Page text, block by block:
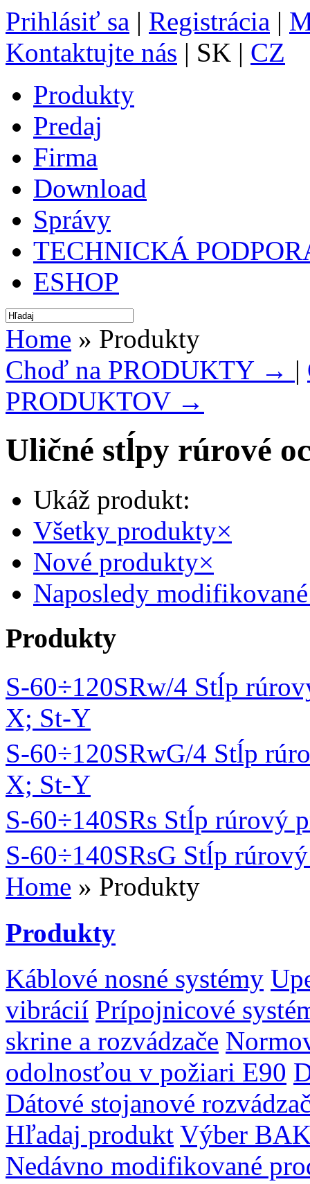
Prihlásiť sa | Registrácia |
Kontaktujte nás | SK | CZ
Produkty
Predaj
Firma
Download
Správy
TECHNICKÁ
ESHOP
Home » Produkty
Choď na PRODUKTY → |
PRODUKTOV →
Uličné stĺpy rúrové
Ukáž produkt:
Všetky produkty×
Nové produkty×
Naposledy
Produkty
S-60÷120SRw/4 Stĺp
X; St-Y
S-60÷120SRwG/4 Stĺp
X; St-Y
S-60÷140SRs Stĺp rúrový
S-60÷140SRsG Stĺp
Home » Produkty
Produkty
Káblové nosné systémy
vibrácií Prípojnicové
skrine a rozvádzače
odolnosťou v požiari E90
Dátové stojanové
Hľadaj produkt Výber
Nedávno modifikované